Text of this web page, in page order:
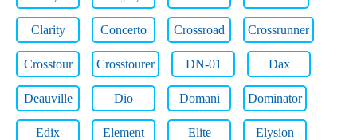
Clarity Concerto Crossroad Crossrunner
Crosstour Crosstourer DN-01 Dax
Deauville Dio Domani Dominator
Edix Element Elite Elysion